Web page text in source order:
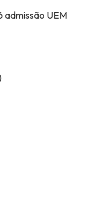
admissão UEM